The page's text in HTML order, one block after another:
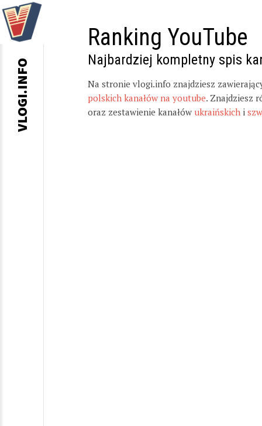
Ranking YouTube
Najbardziej kompletny spis
Na stronie vlogi.info znajdziesz
polskich kanałów na youtube. Znajdziesz
oraz zestawienie kanałów ukraińskich i
VLOGI.INFO